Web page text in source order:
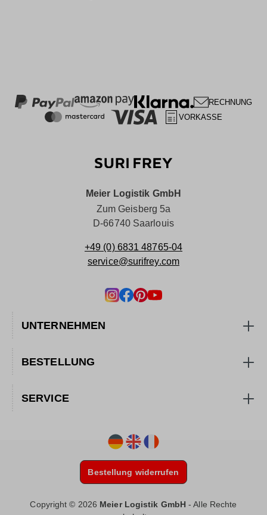
RECHNUNG
VORKASSE
Meier Logistik GmbH
Zum Geisberg 5a
D-66740 Saarlouis
+49 (0) 6831 48765-04
service@surifrey.com
UNTERNEHMEN
BESTELLUNG
SERVICE
Bestellung widerrufen
Copyright © 2026 Meier Logistik GmbH - Alle Rechte